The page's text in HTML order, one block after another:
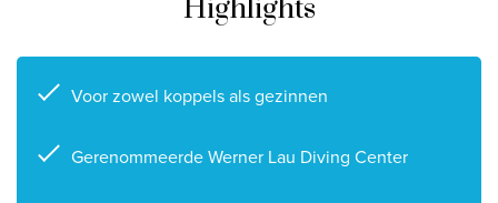
Highlights
Voor zowel koppels als gezinnen
Gerenommeerde Werner Lau Diving Center